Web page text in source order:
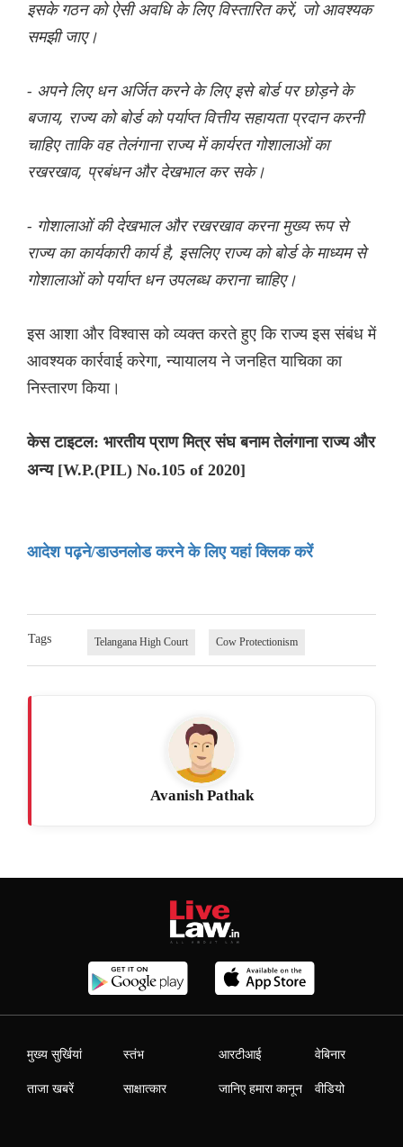
इसके गठन को ऐसी अवधि के लिए विस्तारित करें, जो आवश्यक
समझी जाए।
- अपने लिए धन अर्जित करने के लिए इसे बोर्ड पर छोड़ने के
बजाय, राज्य को बोर्ड को पर्याप्त वित्तीय सहायता प्रदान करनी
चाहिए ताकि वह तेलंगाना राज्य में कार्यरत गोशालाओं का
रखरखाव, प्रबंधन और देखभाल कर सके।
- गोशालाओं की देखभाल और रखरखाव करना मुख्य रूप से
राज्य का कार्यकारी कार्य है, इसलिए राज्य को बोर्ड के माध्यम से
गोशालाओं को पर्याप्त धन उपलब्ध कराना चाहिए।
इस आशा और विश्वास को व्यक्त करते हुए कि राज्य इस संबंध में
आवश्यक कार्रवाई करेगा, न्यायालय ने जनहित याचिका का
निस्तारण किया।
केस टाइटल: भारतीय प्राण मित्र संघ बनाम तेलंगाना राज्य और
अन्य [W.P.(PIL) No.105 of 2020]
आदेश पढ़ने/डाउनलोड करने के लिए यहां क्लिक करें
Tags Telangana High Court Cow Protectionism
Avanish Pathak
मुख्य सुर्खियां
ताजा खबरें
स्तंभ
साक्षात्कार
आरटीआई
जानिए हमारा कानून
वेबिनार
वीडियो